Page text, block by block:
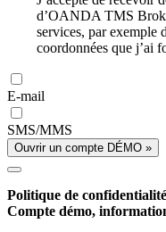
d’OANDA TMS
services, par exemple
coordonnées que j’ai
E-mail
SMS/MMS
Ouvrir un compte DÉMO »
Politique de
Compte démo,